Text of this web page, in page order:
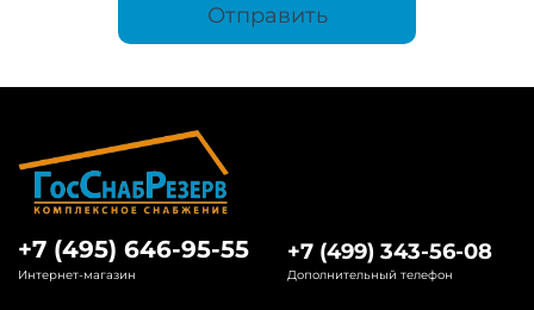
Отправить
+7 (495) 646-95-55
Интернет-магазин
+7 (499) 343-56-08
Дополнительный телефон